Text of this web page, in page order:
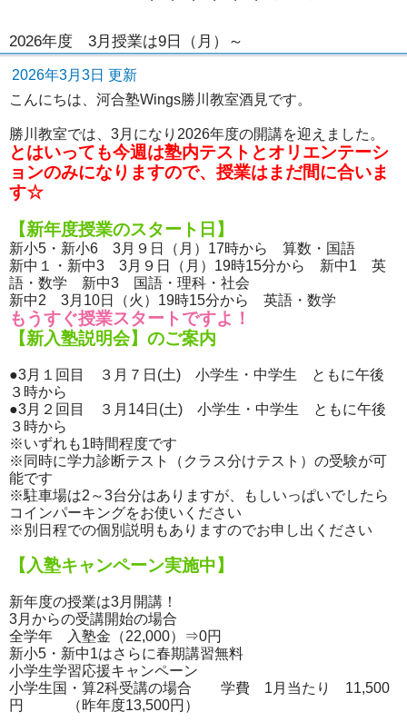
2026年度 3月授業は9日（月）～
2026年3月3日 更新
こんにちは、河合塾Wings勝川教室酒見です。
勝川教室では、3月になり2026年度の開講を迎えました。
とはいっても今週は塾内テストとオリエンテーシ
ョンのみになりますので、授業はまだ間に合いま
す☆
【新年度授業のスタート日】
新小5・新小6 3月９日（月）17時から 算数・国語
新中１・新中3 3月９日（月）19時15分から 新中1 英
語・数学 新中3 国語・理科・社会
新中2 3月10日（火）19時15分から 英語・数学
もうすぐ授業スタートですよ！
【新入塾説明会】のご案内
●3月１回目 ３月７日(土) 小学生・中学生 ともに午後
３時から
●3月２回目 ３月14日(土) 小学生・中学生 ともに午後
３時から
※いずれも1時間程度です
※同時に学力診断テスト（クラス分けテスト）の受験が可
能です
※駐車場は2～3台分はありますが、もしいっぱいでしたら
コインパーキングをお使いください
※別日程での個別説明もありますのでお申し出ください
【入塾キャンペーン実施中】
新年度の授業は3月開講！
3月からの受講開始の場合
全学年 入塾金（22,000）⇒0円
新小5・新中1はさらに春期講習無料
小学生学習応援キャンペーン
小学生国・算2科受講の場合 学費 1月当たり 11,500
円 （昨年度13,500円）